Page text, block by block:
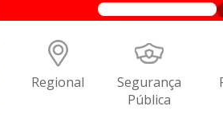
Regional Segurança
Pública